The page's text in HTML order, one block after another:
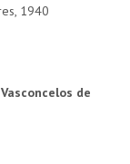
1940
de